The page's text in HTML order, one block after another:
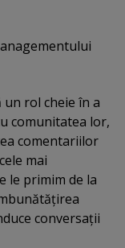
un rol cheie în a
comunitatea lor,
comentariilor
mai
le primim de la
conversaţii